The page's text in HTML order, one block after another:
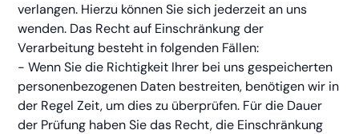
verlangen. Hierzu können Sie sich jederzeit an uns
wenden. Das Recht auf Einschränkung der
Verarbeitung besteht in folgenden Fällen:
- Wenn Sie die Richtigkeit Ihrer bei uns gespeicherten
personenbezogenen Daten bestreiten, benötigen wir in
der Regel Zeit, um dies zu überprüfen. Für die Dauer
der Prüfung haben Sie das Recht, die Einschränkung